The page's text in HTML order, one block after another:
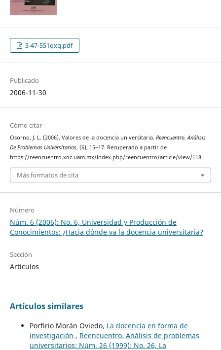
3-47-551qxq.pdf
Publicado
2006-11-30
Cómo citar
Osorno, J. L. (2006). Valores de la docencia universitaria. Reencuentro. Análisis
De Problemas Universitarios, (6), 15–17. Recuperado a partir de
https://reencuentro.xoc.uam.mx/index.php/reencuentro/article/view/118
Más formatos de cita
Número
Núm. 6 (2006): No. 6, Universidad y Producción de
Conocimientos: ¿Hacia dónde va la docencia universitaria?
Sección
Artículos
Artículos similares
Porfirio Morán Oviedo, La docencia en forma de
investigación , Reencuentro. Análisis de problemas
universitarios: Núm. 26 (1999): No. 26, La